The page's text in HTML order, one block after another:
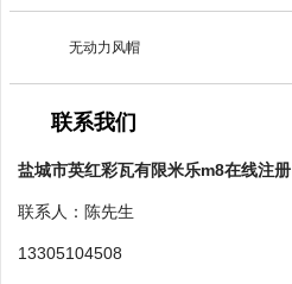
无动力风帽
联系我们
盐城市英红彩瓦有限米乐m8在线注册
联系人：陈先生
13305104508